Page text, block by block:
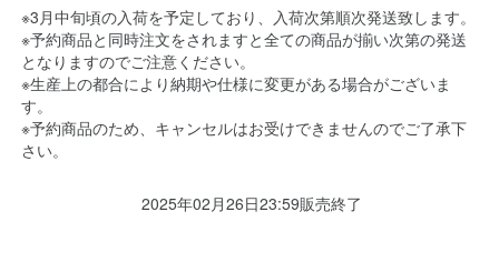
※3月中旬頃の入荷を予定しており、入荷次第順次発送致します。
※予約商品と同時注文をされますと全ての商品が揃い次第の発送
となりますのでご注意ください。
※生産上の都合により納期や仕様に変更がある場合がございま
す。
※予約商品のため、キャンセルはお受けできませんのでご了承下
さい。
2025年02月26日23:59販売終了